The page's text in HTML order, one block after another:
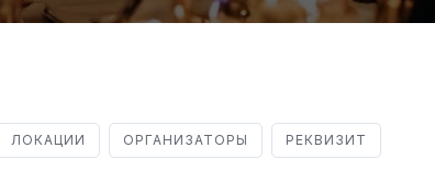
ЛОКАЦИИ ОРГАНИЗАТОРЫ РЕКВИЗИТ